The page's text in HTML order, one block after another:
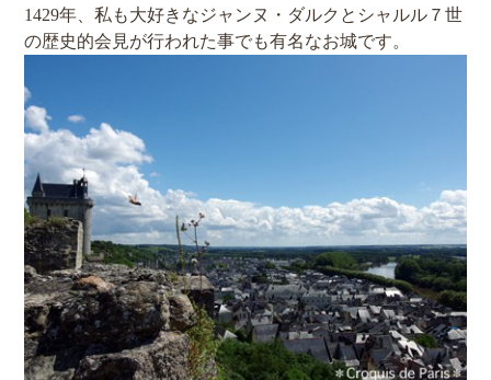
1429年、私も大好きなジャンヌ・ダルクとシャルル７世
の歴史的会見が行われた事でも有名なお城です。